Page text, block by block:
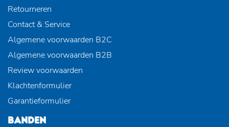
Retourneren
Contact & Service
Algemene voorwaarden B2C
Algemene voorwaarden B2B
Review voorwaarden
Klachtenformulier
Garantieformulier
BANDEN